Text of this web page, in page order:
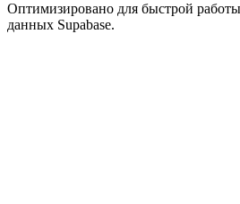
Оптимизировано для быстрой
данных Supabase.